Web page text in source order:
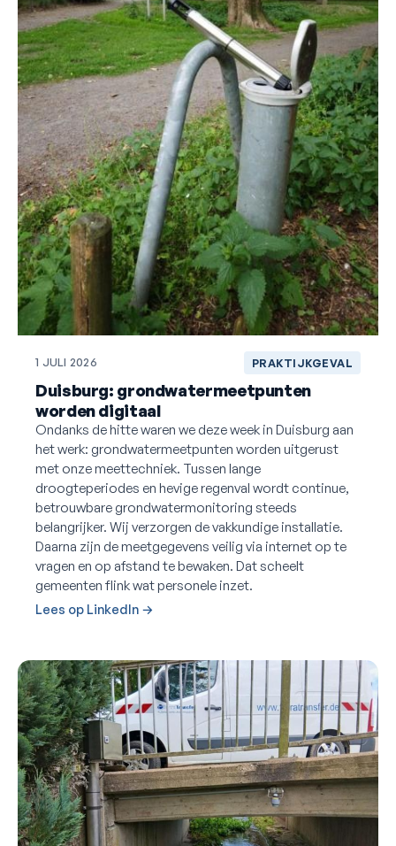
1 JULI 2026 PRAKTIJKGEVAL
Duisburg: grondwatermeetpunten
worden digitaal
Ondanks de hitte waren we deze week in Duisburg aan
het werk: grondwatermeetpunten worden uitgerust
met onze meettechniek. Tussen lange
droogteperiodes en hevige regenval wordt continue,
betrouwbare grondwatermonitoring steeds
belangrijker. Wij verzorgen de vakkundige installatie.
Daarna zijn de meetgegevens veilig via internet op te
vragen en op afstand te bewaken. Dat scheelt
gemeenten flink wat personele inzet.
Lees op LinkedIn →